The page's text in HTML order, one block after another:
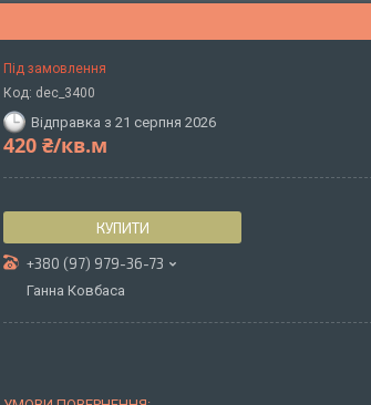
Під замовлення
Код: dec_3400
Відправка з 21 серпня 2026
420 ₴/кв.м
КУПИТИ
+380 (97) 979-36-73
Ганна Ковбаса